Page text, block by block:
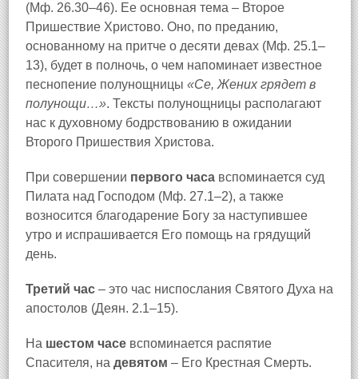
(Мф. 26.30–46). Ее основная тема – Второе
Пришествие Христово. Оно, по преданию,
основанному на притче о десяти девах (Мф. 25.1–
13), будет в полночь, о чем напоминает известное
песнопение полунощницы «Се, Жених грядет в
полунощи…». Тексты полунощницы располагают
нас к духовному бодрствованию в ожидании
Второго Пришествия Христова.
При совершении первого часа вспоминается суд
Пилата над Господом (Мф. 27.1–2), а также
возносится благодарение Богу за наступившее
утро и испрашивается Его помощь на грядущий
день.
Третий час – это час ниспослания Святого Духа на
апостолов (Деян. 2.1–15).
На шестом часе вспоминается распятие
Спасителя, на девятом – Его Крестная Смерть.